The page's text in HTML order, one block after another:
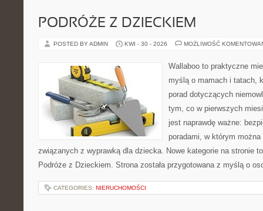
PODRÓŻE Z DZIECKIEM
POSTED BY ADMIN KWI - 30 - 2026 MOŻLIWOŚĆ
Wallaboo to praktyczne
myślą o mamach i tatach,
porad dotyczących
tym, co w pierwszych
jest naprawdę ważne:
poradami, w którym
związanych z wyprawką dla dziecka. Nowe kategorie na stronie
Podróże z Dzieckiem. Strona została przygotowana z myślą o
CATEGORIES: NIERUCHOMOŚCI